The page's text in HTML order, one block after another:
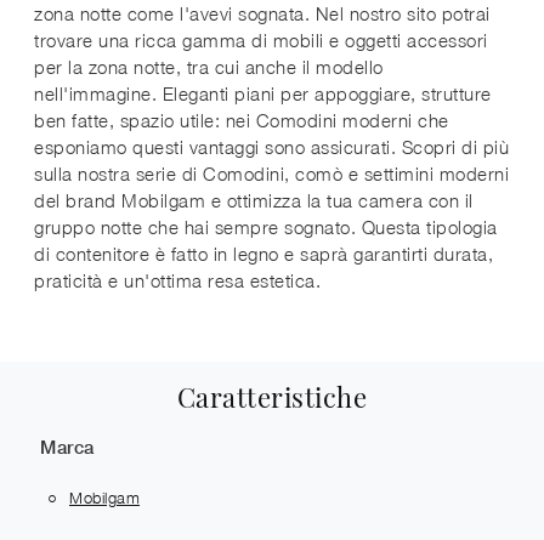
zona notte come l'avevi sognata. Nel nostro sito potrai
trovare una ricca gamma di mobili e oggetti accessori
per la zona notte, tra cui anche il modello
nell'immagine. Eleganti piani per appoggiare, strutture
ben fatte, spazio utile: nei Comodini moderni che
esponiamo questi vantaggi sono assicurati. Scopri di più
sulla nostra serie di Comodini, comò e settimini moderni
del brand Mobilgam e ottimizza la tua camera con il
gruppo notte che hai sempre sognato. Questa tipologia
di contenitore è fatto in legno e saprà garantirti durata,
praticità e un'ottima resa estetica.
Caratteristiche
Marca
Mobilgam